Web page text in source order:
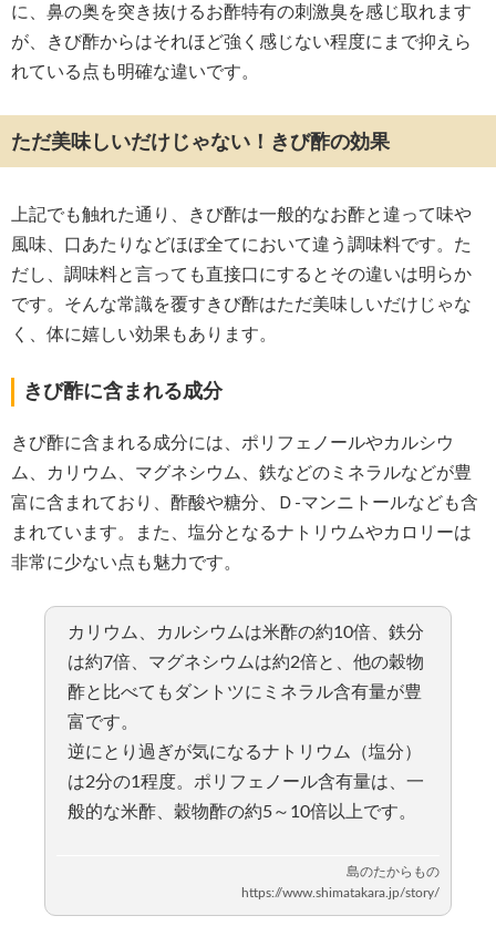
に、鼻の奥を突き抜けるお酢特有の刺激臭を感じ取れます
が、きび酢からはそれほど強く感じない程度にまで抑えら
れている点も明確な違いです。
ただ美味しいだけじゃない！きび酢の効果
上記でも触れた通り、きび酢は一般的なお酢と違って味や
風味、口あたりなどほぼ全てにおいて違う調味料です。た
だし、調味料と言っても直接口にするとその違いは明らか
です。そんな常識を覆すきび酢はただ美味しいだけじゃな
く、体に嬉しい効果もあります。
きび酢に含まれる成分
きび酢に含まれる成分には、ポリフェノールやカルシウ
ム、カリウム、マグネシウム、鉄などのミネラルなどが豊
富に含まれており、酢酸や糖分、Ｄ-マンニトールなども含
まれています。また、塩分となるナトリウムやカロリーは
非常に少ない点も魅力です。
カリウム、カルシウムは米酢の約10倍、鉄分
は約7倍、マグネシウムは約2倍と、他の穀物
酢と比べてもダントツにミネラル含有量が豊
富です。
逆にとり過ぎが気になるナトリウム（塩分）
は2分の1程度。ポリフェノール含有量は、一
般的な米酢、穀物酢の約5～10倍以上です。